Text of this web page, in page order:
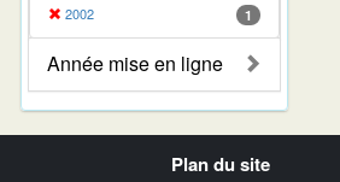
2002 1
Année mise en ligne
Plan du site